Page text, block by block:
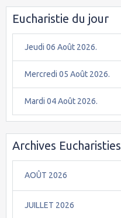
Eucharistie du jour
Jeudi 06 Août 2026.
Mercredi 05 Août 2026.
Mardi 04 Août 2026.
Archives Eucharisties
AOÛT 2026
JUILLET 2026